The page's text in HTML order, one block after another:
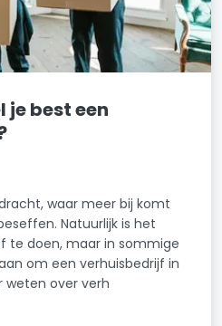
je best een
waar meer bij komt
Natuurlijk is het
te doen, maar in sommige
om een verhuisbedrijf in
weten over verh